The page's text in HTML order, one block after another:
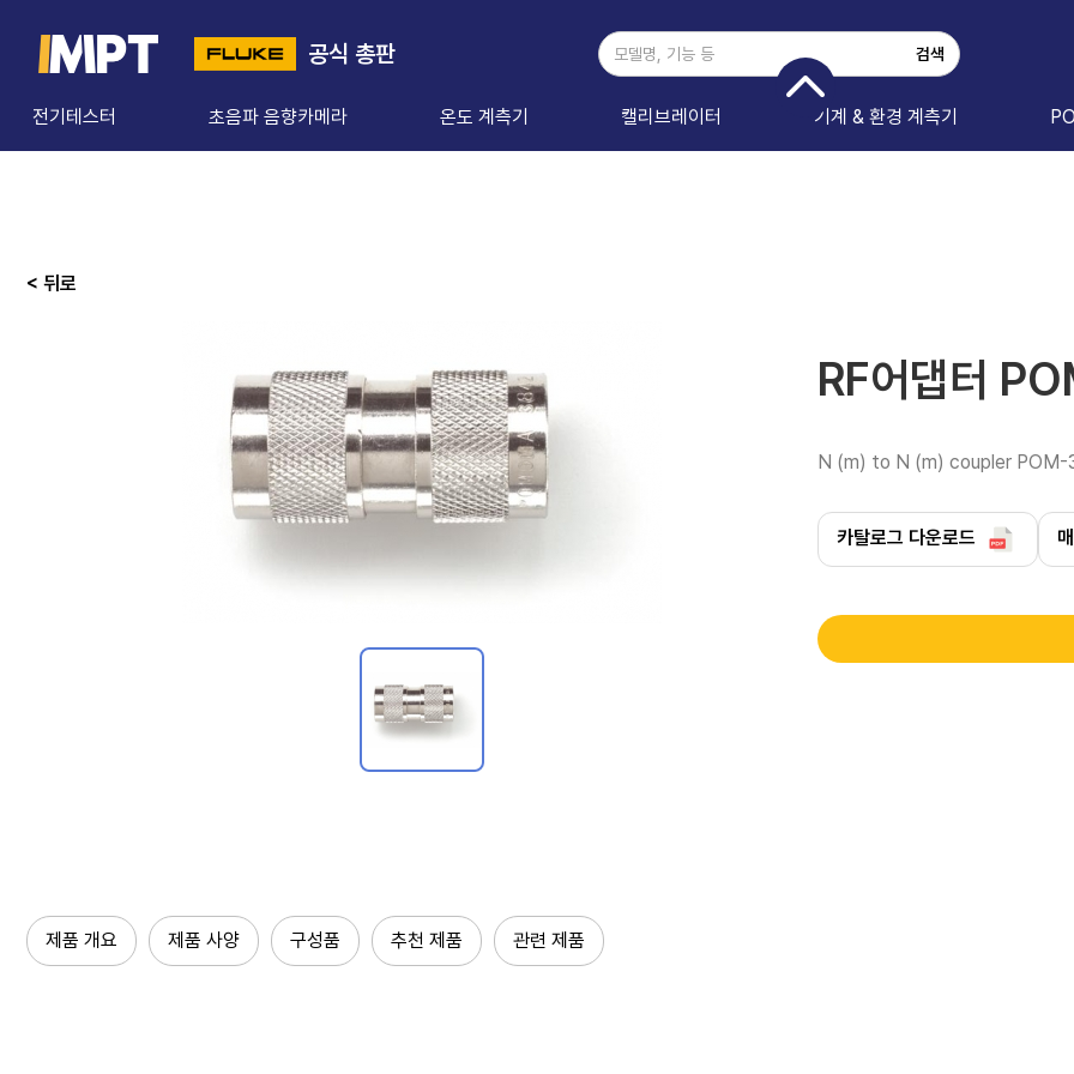
공식 총판
전기테스터 초음파 음향카메라 온도 계측기 캘리브레이터 기계 & 환경 계측기
< 뒤로
RF어댑터
N (m) to N (m) coupler POM-
카탈로그 다운로드
제품 개요 제품 사양 구성품 추천 제품 관련 제품